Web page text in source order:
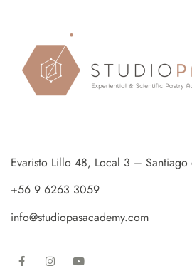
Evaristo Lillo 48, Local 3 – Santiago
+56 9 6263 3059
info@studiopasacademy.com